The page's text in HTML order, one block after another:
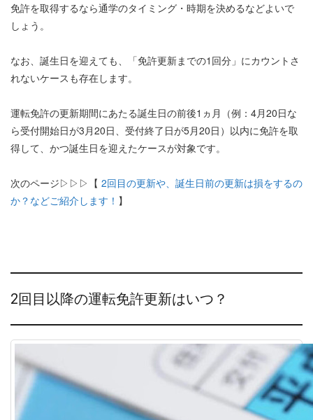
免許を取得するなら通学のタイミング・時期を決めるなどよいで
しょう。
なお、誕生日を迎えても、「免許更新までの1回分」にカウントさ
れないケースも存在します。
運転免許の更新期間にあたる誕生日の前後1ヵ月（例：4月20日な
ら受付開始日が3月20日、受付終了日が5月20日）以内に免許を取
得して、かつ誕生日を迎えたケースが対象です。
次のページ▷▷▷【 2回目の更新や、誕生日前の更新は損をするの
か？などご紹介します！ 】
2回目以降の運転免許更新はいつ？